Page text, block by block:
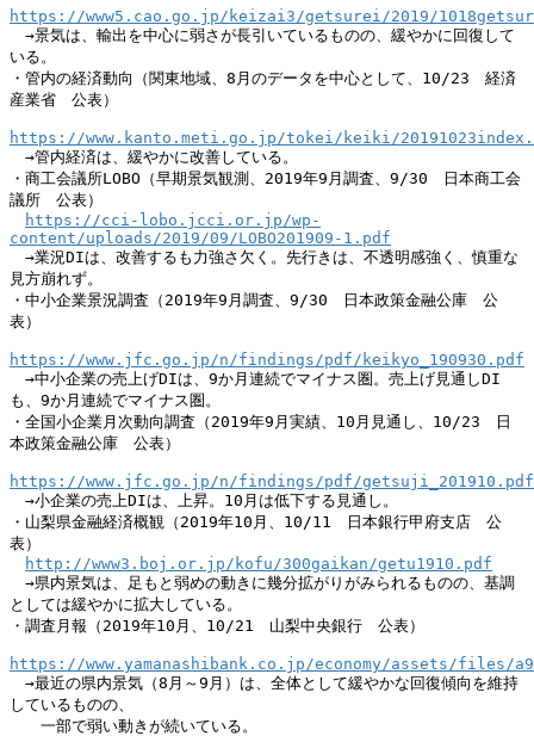
https://www5.cao.go.jp/keizai3/getsurei/2019/
→景気は、輸出を中心に弱さが長引いているものの、緩やかに回復して
いる。
・管内の経済動向（関東地域、8月のデータを中心として、10/23　経済
産業省　公表）
https://www.kanto.meti.go.jp/tokei/keiki/
→管内経済は、緩やかに改善している。
・商工会議所LOBO（早期景気観測、2019年9月調査、9/30　日本商工会
議所　公表）
https://cci-lobo.jcci.or.jp/wp-
content/uploads/2019/09/LOBO201909-1.pdf
→業況DIは、改善するも力強さ欠く。先行きは、不透明感強く、慎重な
見方崩れず。
・中小企業景況調査（2019年9月調査、9/30　日本政策金融公庫　公
表）
https://www.jfc.go.jp/n/findings/pdf/keikyo_190930.pdf
→中小企業の売上げDIは、9か月連続でマイナス圏。売上げ見通しDI
も、9か月連続でマイナス圏。
・全国小企業月次動向調査（2019年9月実績、10月見通し、10/23　日
本政策金融公庫　公表）
https://www.jfc.go.jp/n/findings/pdf/getsuji_201910.pdf
→小企業の売上DIは、上昇。10月は低下する見通し。
・山梨県金融経済概観（2019年10月、10/11　日本銀行甲府支店　公
表）
http://www3.boj.or.jp/kofu/300gaikan/getu1910.pdf
→県内景気は、足もと弱めの動きに幾分拡がりがみられるものの、基調
としては緩やかに拡大している。
・調査月報（2019年10月、10/21　山梨中央銀行　公表）
https://www.yamanashibank.co.jp/economy/assets/files/
→最近の県内景気（8月～9月）は、全体として緩やかな回復傾向を維持
しているものの、
一部で弱い動きが続いている。